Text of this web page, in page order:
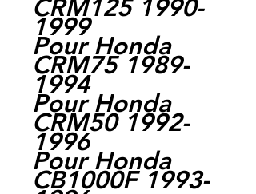
CRM125 1990-
1999
Pour Honda
CRM75 1989-
1994
Pour Honda
CRM50 1992-
1996
Pour Honda
CB1000F 1993-